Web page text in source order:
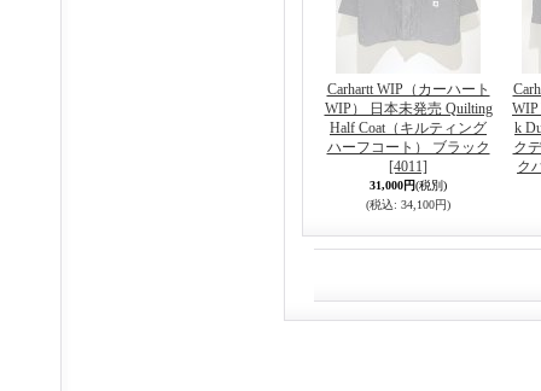
Carhartt WIP（カーハート
WIP） 日本未発売 Quilting
Half Coat（キルティング
ハーフコート） ブラック
[4011]
31,000円(税別)
(税込: 34,100円)
WIP
k
ク
ク